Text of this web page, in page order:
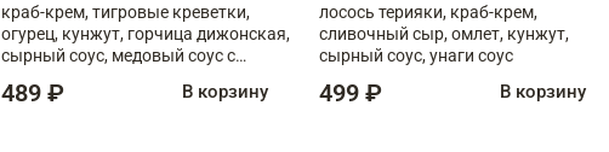
краб-крем, тигровые креветки,
огурец, кунжут, горчица дижонская,
сырный соус, медовый соус с
489 ₽ В корзину
лосось терияки, краб-крем,
сливочный сыр, омлет, кунжут,
сырный соус, унаги соус
499 ₽ В корзину